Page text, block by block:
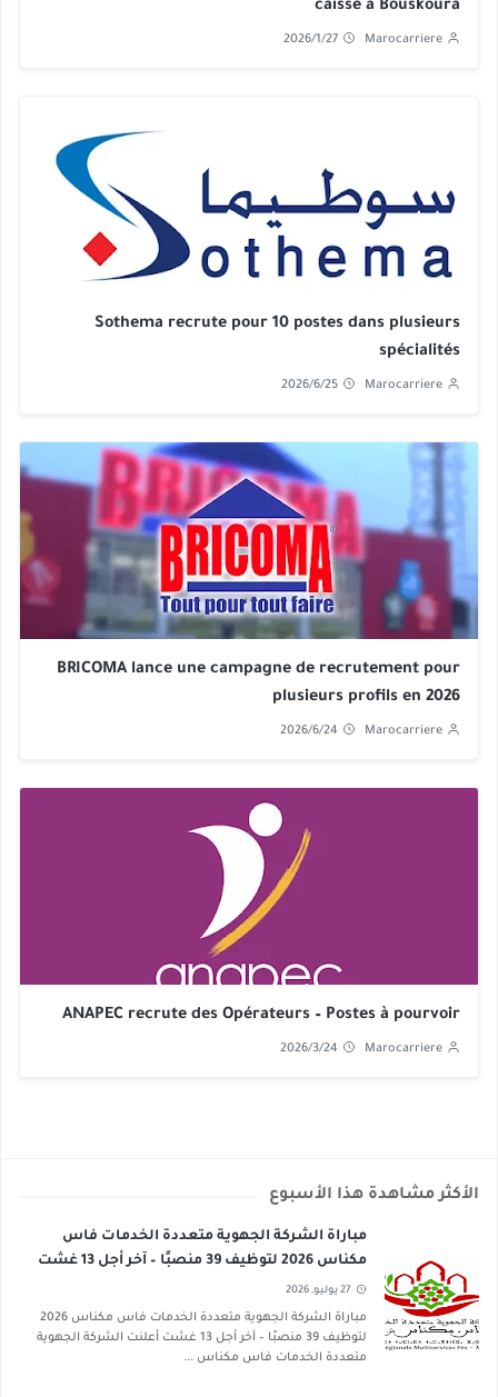
caisse à Bouskoura
Marocarriere
2026/1/27
Sothema recrute pour 10 postes dans plusieurs
spécialités
Marocarriere
2026/6/25
BRICOMA lance une campagne de recrutement pour
plusieurs profils en 2026
Marocarriere
2026/6/24
ANAPEC recrute des Opérateurs – Postes à pourvoir
Marocarriere
2026/3/24
الأكثر مشاهدة هذا الأسبوع
مباراة الشركة الجهوية متعددة الخدمات فاس
مكناس 2026 لتوظيف 39 منصبًا – آخر أجل 13 غشت
2026
27 يوليو, 2026
مباراة الشركة الجهوية متعددة الخدمات فاس مكناس 2026
لتوظيف 39 منصبًا – آخر أجل 13 غشت أعلنت الشركة الجهوية
متعددة الخدمات فاس مكناس ...